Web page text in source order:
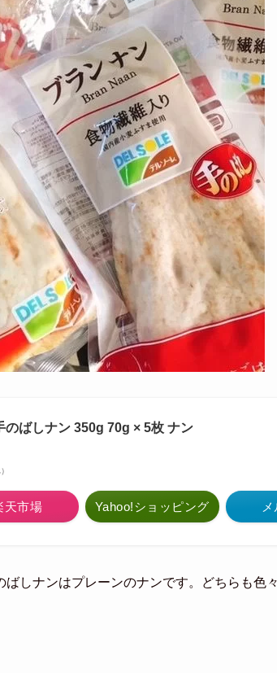
ばしナン 350g 70g × 5枚 ナン
天市場 Yahoo!ショッピング
ばしナンはプレーンのナンです。
どちらも色